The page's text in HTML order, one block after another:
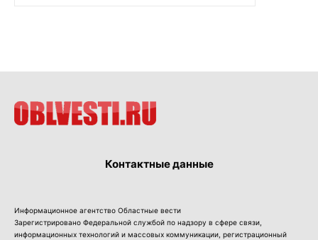
Контактные данные
Информационное агентство Областные вести
Зарегистрировано Федеральной службой по надзору в сфере связи,
информационных технологий и массовых коммуникации, регистрационный